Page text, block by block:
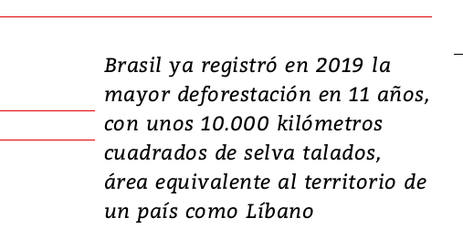
Brasil ya registró en 2019 la
mayor deforestación en 11 años,
con unos 10.000 kilómetros
cuadrados de selva talados,
área equivalente al territorio de
un país como Líbano
Isidro Carbonell,
director de la Lotería:
‘Vamos a ser más
transparentes, tengan fe